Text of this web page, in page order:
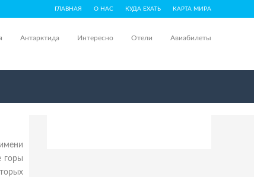
ГЛАВНАЯ О НАС КУДА ЕХАТЬ КАРТА МИРА
Антарктида Интересно Отели Авиабилеты
горы